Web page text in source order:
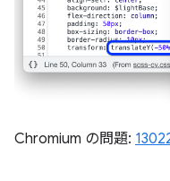
Chromium の問題: